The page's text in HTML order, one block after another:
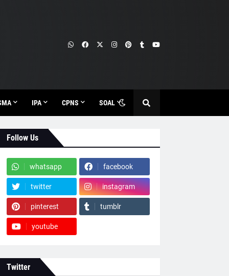
IPA CPNS SOAL
Follow Us
whatsapp facebook
twitter instagram
pinterest tumblr
youtube
Twitter